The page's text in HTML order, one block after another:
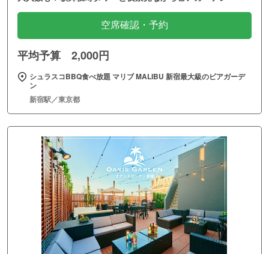
空席確認・予約
平均予算 2,000円
シュラスコBBQ食べ放題 マリブ MALIBU 新宿最大級のビアガーデ
ン
新宿駅／東京都